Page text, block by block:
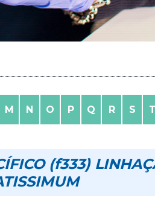
M N O P Q R S T
(f333)